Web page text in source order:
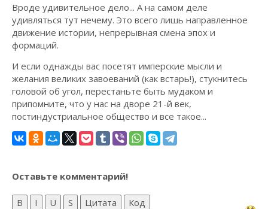
Вроде удивительное дело... А на самом деле
удивляться тут нечему. Это всего лишь направленное
движение истории, непрерывная смена эпох и
формаций.
И если однажды вас посетят имперские мысли и
желания великих завоеваний (как встарь!), стукнитесь
головой об угол, перестаньте быть мудаком и
припомните, что у нас на дворе 21-й век,
постиндустриальное общество и все такое...
Оставьте комментарий!
B I U S Цитата Код